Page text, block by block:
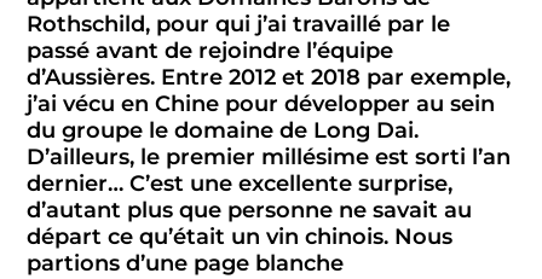
Rothschild, pour qui j’ai travaillé par le
passé avant de rejoindre l’équipe
d’Aussières. Entre 2012 et 2018 par exemple,
j’ai vécu en Chine pour développer au sein
du groupe le domaine de Long Dai.
D’ailleurs, le premier millésime est sorti l’an
dernier… C’est une excellente surprise,
d’autant plus que personne ne savait au
départ ce qu’était un vin chinois. Nous
partions d’une page blanche